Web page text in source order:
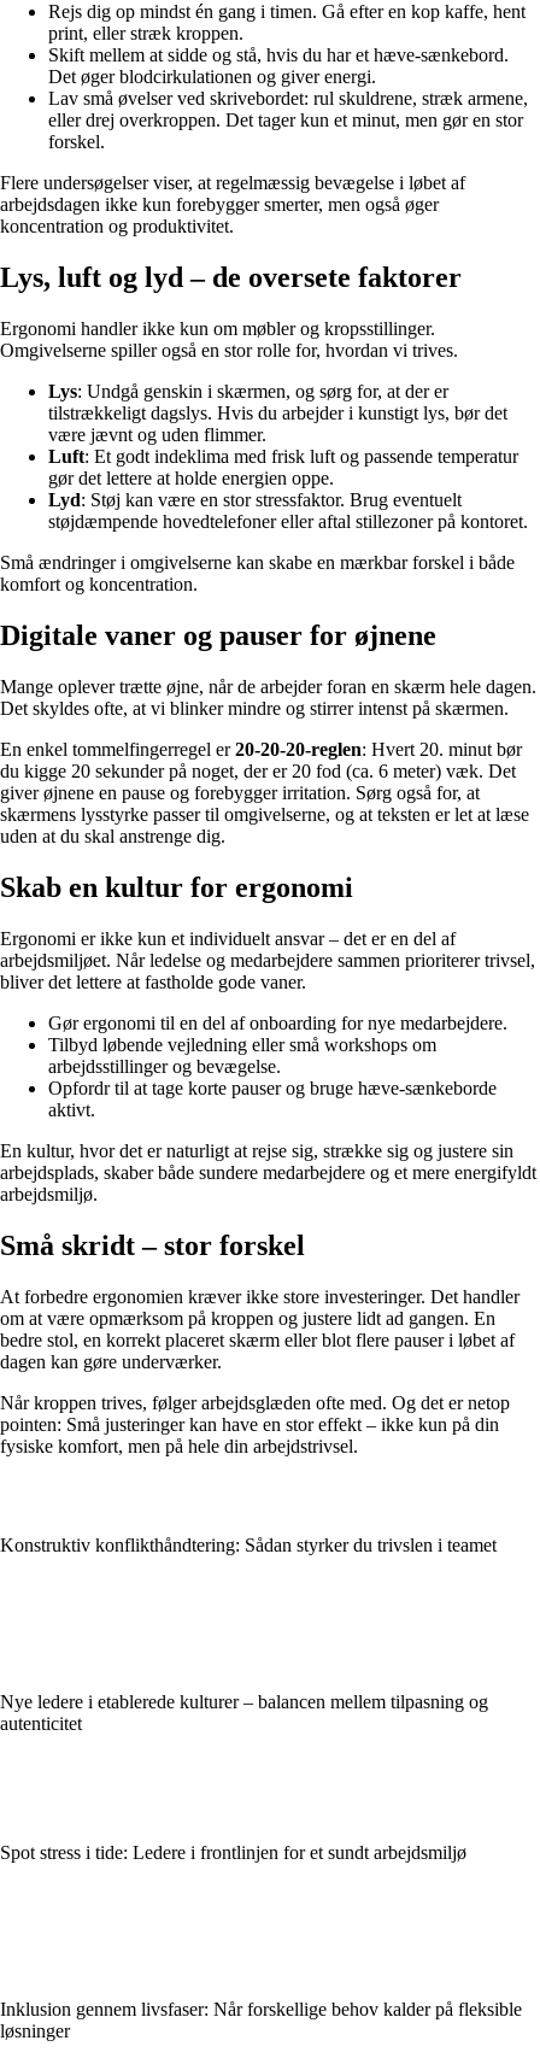
Rejs dig op mindst én gang i timen. Gå efter en kop kaffe, hent
print, eller stræk kroppen.
Skift mellem at sidde og stå, hvis du har et hæve-sænkebord.
Det øger blodcirkulationen og giver energi.
Lav små øvelser ved skrivebordet: rul skuldrene, stræk armene,
eller drej overkroppen. Det tager kun et minut, men gør en stor
forskel.
Flere undersøgelser viser, at regelmæssig bevægelse i løbet af
arbejdsdagen ikke kun forebygger smerter, men også øger
koncentration og produktivitet.
Lys, luft og lyd – de oversete faktorer
Ergonomi handler ikke kun om møbler og kropsstillinger.
Omgivelserne spiller også en stor rolle for, hvordan vi trives.
Lys: Undgå genskin i skærmen, og sørg for, at der er
tilstrækkeligt dagslys. Hvis du arbejder i kunstigt lys, bør det
være jævnt og uden flimmer.
Luft: Et godt indeklima med frisk luft og passende temperatur
gør det lettere at holde energien oppe.
Lyd: Støj kan være en stor stressfaktor. Brug eventuelt
støjdæmpende hovedtelefoner eller aftal stillezoner på kontoret.
Små ændringer i omgivelserne kan skabe en mærkbar forskel i både
komfort og koncentration.
Digitale vaner og pauser for øjnene
Mange oplever trætte øjne, når de arbejder foran en skærm hele dagen.
Det skyldes ofte, at vi blinker mindre og stirrer intenst på skærmen.
En enkel tommelfingerregel er20-20-20-reglen: Hvert 20. minut bør
du kigge 20 sekunder på noget, der er 20 fod (ca. 6 meter) væk. Det
giver øjnene en pause og forebygger irritation. Sørg også for, at
skærmens lysstyrke passer til omgivelserne, og at teksten er let at læse
uden at du skal anstrenge dig.
Skab en kultur for ergonomi
Ergonomi er ikke kun et individuelt ansvar – det er en del af
arbejdsmiljøet. Når ledelse og medarbejdere sammen prioriterer trivsel,
bliver det lettere at fastholde gode vaner.
Gør ergonomi til en del af onboarding for nye medarbejdere.
Tilbyd løbende vejledning eller små workshops om
arbejdsstillinger og bevægelse.
Opfordr til at tage korte pauser og bruge hæve-sænkeborde
aktivt.
En kultur, hvor det er naturligt at rejse sig, strække sig og justere sin
arbejdsplads, skaber både sundere medarbejdere og et mere energifyldt
arbejdsmiljø.
Små skridt – stor forskel
At forbedre ergonomien kræver ikke store investeringer. Det handler
om at være opmærksom på kroppen og justere lidt ad gangen. En
bedre stol, en korrekt placeret skærm eller blot flere pauser i løbet af
dagen kan gøre underværker.
Når kroppen trives, følger arbejdsglæden ofte med. Og det er netop
pointen: Små justeringer kan have en stor effekt – ikke kun på din
fysiske komfort, men på hele din arbejdstrivsel.
Konstruktiv konflikthåndtering: Sådan styrker du trivslen i teamet
Nye ledere i etablerede kulturer – balancen mellem tilpasning og
autenticitet
Spot stress i tide: Ledere i frontlinjen for et sundt arbejdsmiljø
Inklusion gennem livsfaser: Når forskellige behov kalder på fleksible
løsninger